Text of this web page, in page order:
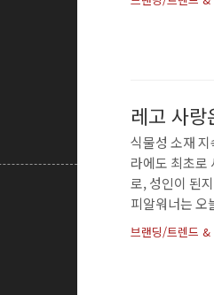
모집하는 등
레고 사
식물성 소재
라에도 최초
로, 성인이 된
피알워너는 오
가 보고자 합
및 가스 산업
브랜딩/트렌드 &